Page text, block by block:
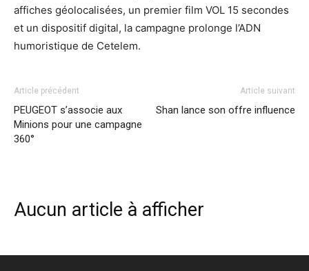
affiches géolocalisées, un premier film VOL 15 secondes
et un dispositif digital, la campagne prolonge l’ADN
humoristique de Cetelem.
Article précédent
PEUGEOT s’associe aux
Minions pour une campagne
360°
Article suivant
Shan lance son offre influence
Aucun article à afficher